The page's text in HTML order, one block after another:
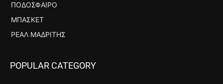
ΠΟΔΌΣΦΑΙΡΟ
ΜΠΆΣΚΕΤ
ΡΕΆΛ ΜΑΔΡΊΤΗΣ
POPULAR CATEGORY